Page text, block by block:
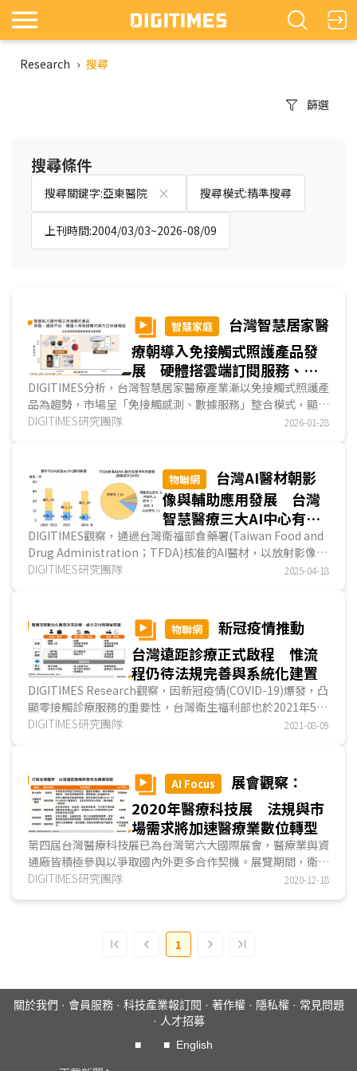
Research › 搜尋
篩選
搜尋條件
搜尋關鍵字:亞東醫院 搜尋模式:精準搜尋
上刊時間:2004/03/03~2026-08/09
智慧家庭
台灣智慧居家醫
療朝導入免接觸式照護產品發
展 硬體搭雲端訂閱服務、軟
體平台採免月費模式
DIGITIMES分析，台灣智慧居家醫療產業漸以免接觸式照護產
品為趨勢，市場呈「免接觸感測、數據服務」整合模式，顯示
產業正朝技術與數據驅動轉型。硬體商發展硬體驅動...
DIGITIMES研究團隊 2026-01-28
物聯網
台灣AI醫材朝影
像與輔助應用發展 台灣
智慧醫療三大AI中心有助
提升落地速度與產業規模
DIGITIMES觀察，通過台灣衛福部食藥署(Taiwan Food and
Drug Administration；TFDA)核准的AI醫材，以放射影像應
用為大宗，技術類型以深度學習為核心，產品定位多...
DIGITIMES研究團隊 2025-04-18
物聯網
新冠疫情推動
台灣遠距診療正式啟程 惟流
程仍待法規完善與系統化建置
DIGITIMES Research觀察，因新冠疫情(COVID-19)爆發，凸
顯零接觸診療服務的重要性，台灣衛生福利部也於2021年5月
宣布開放所有醫療院所與全體民眾視訊診療服務，此舉將加速
DIGITIMES研究團隊 2021-08-09
AI Focus
展會觀察：
2020年醫療科技展 法規與市
場需求將加速醫療業數位轉型
第四屆台灣醫療科技展已為台灣第六大國際展會，醫療業與資
通廠皆積極參與以爭取國內外更多合作契機。展覽期間，衛福
部中央健康保險署更重磅宣布：2021年將成遠距醫療健保給
用，各醫院將推出具其專業特色的遠距醫療服務，打破地理疆
界，吸引跨區患者就診，如
亞東醫院 與遠傳電信合作，於新北
石碇、萬里區，推出糖尿病照護網，結合院內醫療資源，以
進行視力監測。
另一方面，健保署也將評估居家診療、長照服務納入遠距
醫療項目的可能性。政策推動下，醫院將加速數位轉型步伐。
除遠距醫療外，健康醫療產業結合人工智慧、大數據、AIoT
DIGITIMES研究團隊 2020-12-18
1
關於我們 · 會員服務· 科技產業報訂閱 · 著作權· 隱私權· 常見問題
· 人才招募
■
■ English